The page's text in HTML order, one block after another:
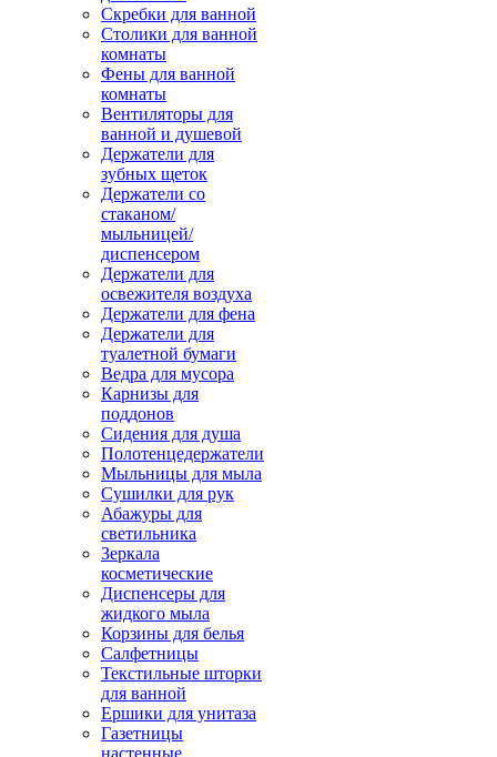
Скребки для ванной
Столики для ванной
комнаты
Фены для ванной
комнаты
Вентиляторы для
ванной и душевой
Держатели для
зубных щеток
Держатели со
стаканом/
мыльницей/
диспенсером
Держатели для
освежителя воздуха
Держатели для фена
Держатели для
туалетной бумаги
Ведра для мусора
Карнизы для
поддонов
Сидения для душа
Полотенцедержатели
Мыльницы для мыла
Сушилки для рук
Абажуры для
светильника
Зеркала
косметические
Диспенсеры для
жидкого мыла
Корзины для белья
Салфетницы
Текстильные шторки
для ванной
Ершики для унитаза
Газетницы
настенные